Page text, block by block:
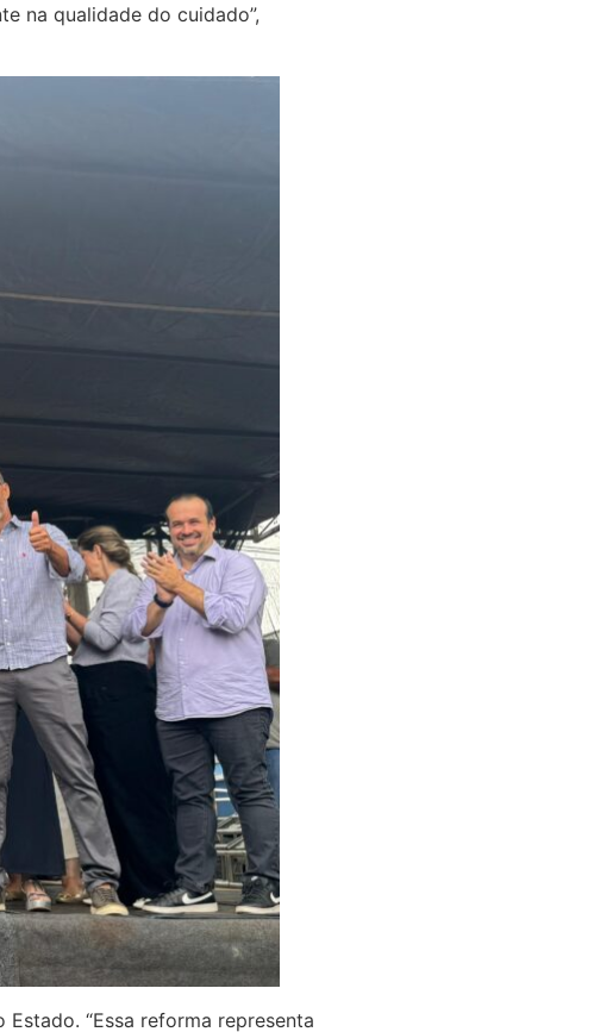
na qualidade do cuidado”,
“Essa reforma representa